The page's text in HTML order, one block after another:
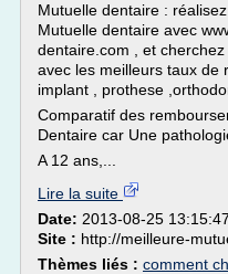
Mutuelle dentaire :
Mutuelle dentaire avec
dentaire.com , et
avec les meilleurs taux de
implant , prothese
Comparatif des
Dentaire car Une
A 12 ans,...
Lire la suite
Date: 2013-08-25 13:15:47
Site : http://meilleure-
Thèmes liés : comment